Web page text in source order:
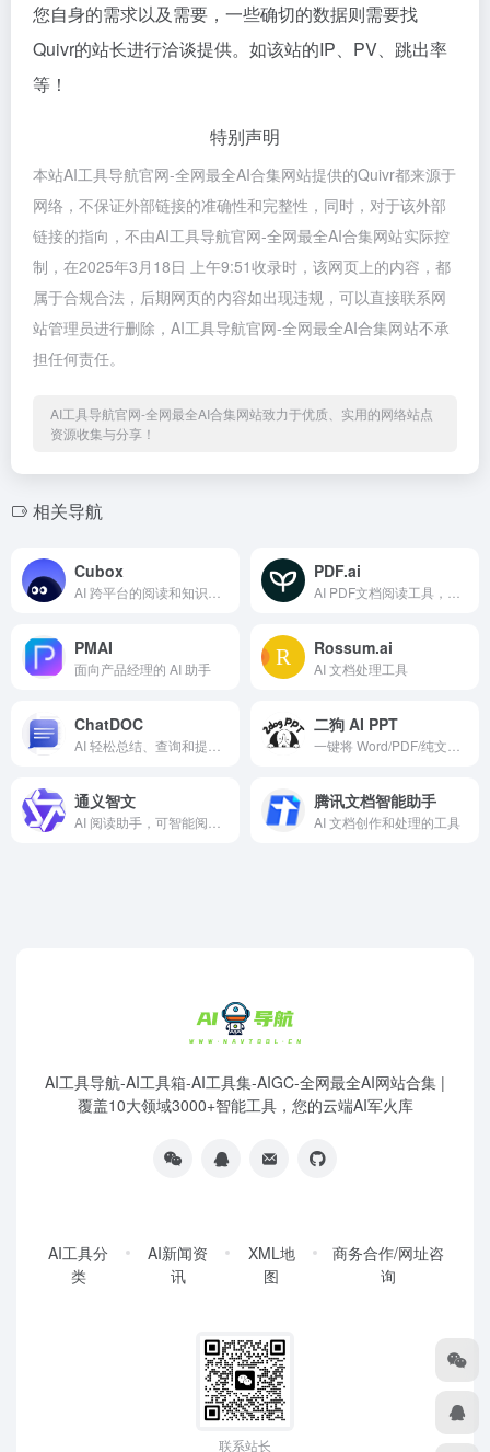
您自身的需求以及需要，一些确切的数据则需要找
Quivr的站长进行洽谈提供。如该站的IP、PV、跳出率
等！
特别声明
本站AI工具导航官网-全网最全AI合集网站提供的Quivr都来源于
网络，不保证外部链接的准确性和完整性，同时，对于该外部
链接的指向，不由AI工具导航官网-全网最全AI合集网站实际控
制，在2025年3月18日 上午9:51收录时，该网页上的内容，都
属于合规合法，后期网页的内容如出现违规，可以直接联系网
站管理员进行删除，AI工具导航官网-全网最全AI合集网站不承
担任何责任。
AI工具导航官网-全网最全AI合集网站致力于优质、实用的网络站点
资源收集与分享！
相关导航
Cubox PDF.ai
PMAI
面向产品经理的 AI 助手
Rossum.ai
AI 文档处理工具
ChatDOC 二狗 AI PPT
通义智文 腾讯文档智能助手
AI 文档创作和处理的工具
AI工具导航-AI工具箱-AI工具集-AIGC-全网最全AI网站合集 |
覆盖10大领域3000+智能工具，您的云端AI军火库
AI工具分
类
AI新闻资
讯
XML地
图
商务合作/网址咨
询
联系站长